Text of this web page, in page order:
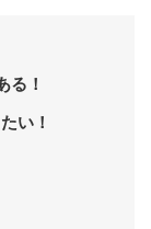
る！
い！